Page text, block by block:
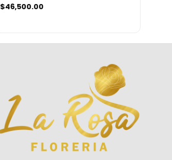
$46,500.00